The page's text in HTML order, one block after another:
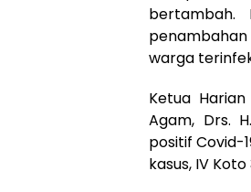
bertambah.
warga
Ketua
Agam, Drs.
positif Covid-
kasus, IV